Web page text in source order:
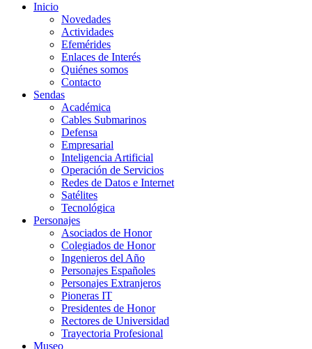
Inicio
Novedades
Actividades
Efemérides
Enlaces de Interés
Quiénes somos
Contacto
Sendas
Académica
Cables Submarinos
Defensa
Empresarial
Inteligencia Artificial
Operación de Servicios
Redes de Datos e Internet
Satélites
Tecnológica
Personajes
Asociados de Honor
Colegiados de Honor
Ingenieros del Año
Personajes Españoles
Personajes Extranjeros
Pioneras IT
Presidentes de Honor
Rectores de Universidad
Trayectoria Profesional
Museo